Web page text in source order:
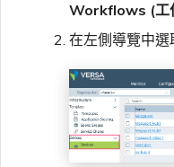
Workflows (工
在左側導覽中選